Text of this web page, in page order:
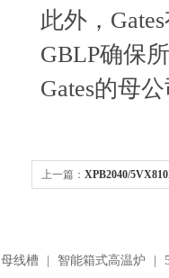
此外，
GBLP确保
Gates的母
上一篇： XPB2040/
母线槽 智能箱式高温炉